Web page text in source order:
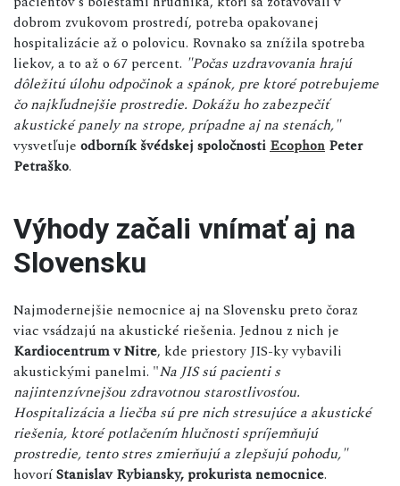
dobrom zvukovom prostredí, potreba opakovanej
hospitalizácie až o polovicu. Rovnako sa znížila spotreba
liekov, a to až o 67 percent. "Počas uzdravovania hrajú
dôležitú úlohu odpočinok a spánok, pre ktoré potrebujeme
čo najkľudnejšie prostredie. Dokážu ho zabezpečiť
akustické panely na strope, prípadne aj na stenách,"
vysvetľuje odborník švédskej spoločnosti Ecophon Peter
Petraško.
Výhody začali vnímať aj na
Slovensku
Najmodernejšie nemocnice aj na Slovensku preto čoraz
viac vsádzajú na akustické riešenia. Jednou z nich je
Kardiocentrum v Nitre, kde priestory JIS-ky vybavili
akustickými panelmi. "Na JIS sú pacienti s
najintenzívnejšou zdravotnou starostlivosťou.
Hospitalizácia a liečba sú pre nich stresujúce a akustické
riešenia, ktoré potlačením hlučnosti spríjemňujú
prostredie, tento stres zmierňujú a zlepšujú pohodu,"
hovoríStanislav Rybiansky, prokurista nemocnice.